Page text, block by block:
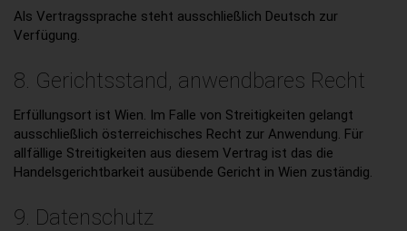
Als Vertragssprache steht ausschließlich Deutsch zur
Verfügung.
8. Gerichtsstand, anwendbares Recht
Erfüllungsort ist Wien. Im Falle von Streitigkeiten gelangt
ausschließlich österreichisches Recht zur Anwendung. Für
allfällige Streitigkeiten aus diesem Vertrag ist das die
Handelsgerichtbarkeit ausübende Gericht in Wien zuständig.
9. Datenschutz